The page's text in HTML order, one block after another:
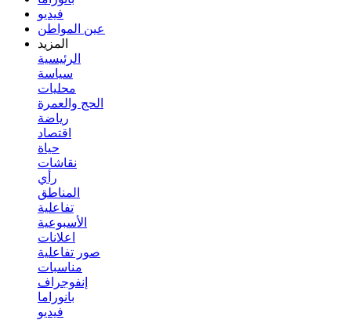
فيديو
عين المواطن
المزيد
الرئيسية
سياسة
محليات
الحج والعمرة
رياضة
اقتصاد
حياة
نقاشات
رأي
المناطق
تفاعلية
الأسبوعية
اعلانات
صور تفاعلية
مناسبات
إنفوجراف
بانوراما
فيديو